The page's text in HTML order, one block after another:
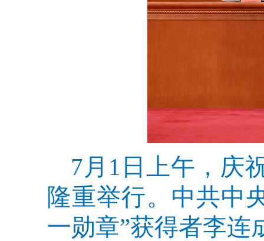
7月1日上午，庆
隆重举行。中共中
一勋章”获得者李连